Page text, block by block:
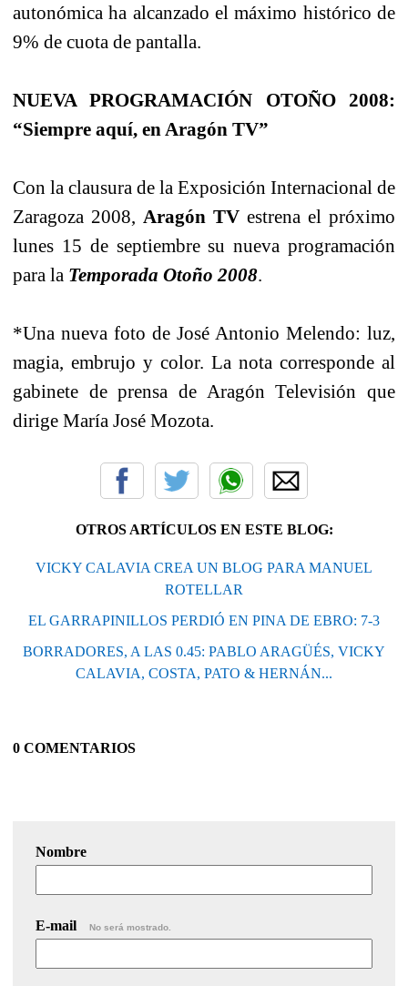
autonómica ha alcanzado el máximo histórico de
9% de cuota de pantalla.
NUEVA PROGRAMACIÓN OTOÑO 2008:
“Siempre aquí, en Aragón TV”
Con la clausura de la Exposición Internacional de
Zaragoza 2008, Aragón TV estrena el próximo
lunes 15 de septiembre su nueva programación
para la Temporada Otoño 2008.
*Una nueva foto de José Antonio Melendo: luz,
magia, embrujo y color. La nota corresponde al
gabinete de prensa de Aragón Televisión que
dirige María José Mozota.
OTROS ARTÍCULOS EN ESTE BLOG:
VICKY CALAVIA CREA UN BLOG PARA MANUEL
ROTELLAR
EL GARRAPINILLOS PERDIÓ EN PINA DE EBRO: 7-3
BORRADORES, A LAS 0.45: PABLO ARAGÜÉS, VICKY
CALAVIA, COSTA, PATO & HERNÁN...
0 COMENTARIOS
Nombre
E-mail No será mostrado.